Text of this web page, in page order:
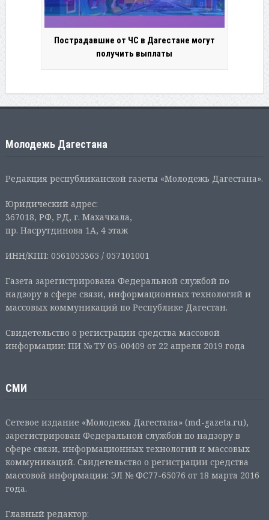
Пострадавшие от ЧС в Дагестане могут
получить выплаты
Молодежь Дагестана
Редакция республиканской газеты «Молодежь Дагестана».
Юридический адрес:
367018, РФ, РД, г. Махачкала,
пр. Насрутдинова 1А, 4 этаж
ИНН/КПП: 0561055365 / 057101001
Газета зарегистрирована Федеральной службой по
надзору в сфере связи, информационных технологий и
массовых коммуникаций по Республике Дагестан.
Свидетельство о регистрации средства массовой
информации: ПИ № ТУ 05-00409 от 22 апреля 2019 года
СМИ
Сетевое издание «Молодежь Дагестана» (md-gazeta.ru),
зарегистрирован Федеральной службой по надзору в
сфере связи, информационных технологий и массовых
коммуникаций. Свидетельство о регистрации средства
массовой информации: ЭЛ № ФС77-65076 от 18 марта 2016
года.
Главный редактор: